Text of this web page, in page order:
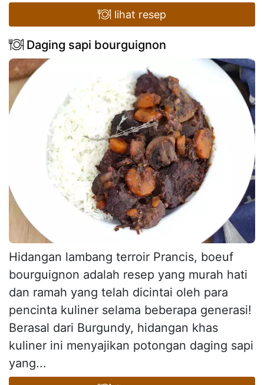
lihat resep
Daging sapi bourguignon
Hidangan lambang terroir Prancis, boeuf
bourguignon adalah resep yang murah hati
dan ramah yang telah dicintai oleh para
pencinta kuliner selama beberapa generasi!
Berasal dari Burgundy, hidangan khas
kuliner ini menyajikan potongan daging sapi
yang...